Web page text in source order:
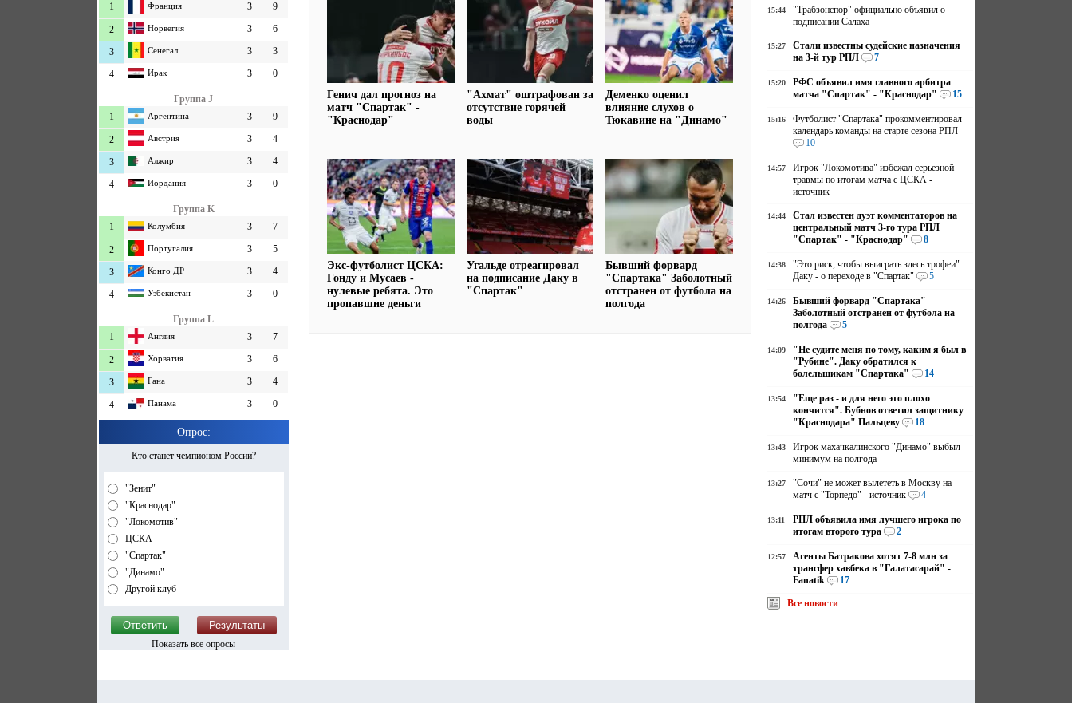
1
Франция 3 9
2 Норвегия 3 6
3 Сенегал 3 3
4 Ирак 3 0
Группа J
1
Аргентина 3 9
2 Австрия 3 4
3 Алжир 3 4
4 Иордания 3 0
Группа K
1
Колумбия 3 7
2 Португалия 3 5
3 Конго ДР 3 4
4 Узбекистан 3 0
Группа L
1
Англия 3 7
2 Хорватия 3 6
3 Гана 3 4
4 Панама 3 0
Опрос:
Кто станет чемпионом России?
"Зенит"
"Краснодар"
"Локомотив"
ЦСКА
"Спартак"
"Динамо"
Другой клуб
Показать все опросы
Генич дал прогноз на
матч "Спартак" -
"Краснодар"
"Ахмат" оштрафован за
отсутствие горячей
воды
Деменко оценил
влияние слухов о
Тюкавине на "Динамо"
Экс-футболист ЦСКА:
Гонду и Мусаев -
нулевые ребята. Это
пропавшие деньги
Угальде отреагировал
на подписание Даку в
"Спартак"
Бывший форвард
"Спартака" Заболотный
отстранен от футбола на
полгода
15:44
"Трабзонспор" официально объявил о
подписании Салаха
15:27
Стали известны судейские назначения
на 3-й тур РПЛ
7
15:20
РФС объявил имя главного арбитра
матча "Спартак" - "Краснодар"
15
15:16
Футболист "Спартака" прокомментировал
календарь команды на старте сезона РПЛ
10
14:57
Игрок "Локомотива" избежал серьезной
травмы по итогам матча с ЦСКА -
источник
14:44
Стал известен дуэт комментаторов на
центральный матч 3-го тура РПЛ
"Спартак" - "Краснодар"
8
14:38
"Это риск, чтобы выиграть здесь трофеи".
Даку - о переходе в "Спартак"
5
14:26
Бывший форвард "Спартака"
Заболотный отстранен от футбола на
полгода
5
14:09
"Не судите меня по тому, каким я был в
"Рубине". Даку обратился к
болельщикам "Спартака"
14
13:54
"Еще раз - и для него это плохо
кончится". Бубнов ответил защитнику
"Краснодара" Пальцеву
18
13:43
Игрок махачкалинского "Динамо" выбыл
минимум на полгода
13:27
"Сочи" не может вылететь в Москву на
матч с "Торпедо" - источник
4
13:11
РПЛ объявила имя лучшего игрока по
итогам второго тура
2
12:57
Агенты Батракова хотят 7-8 млн за
трансфер хавбека в "Галатасарай" -
Fanatik
17
Все новости